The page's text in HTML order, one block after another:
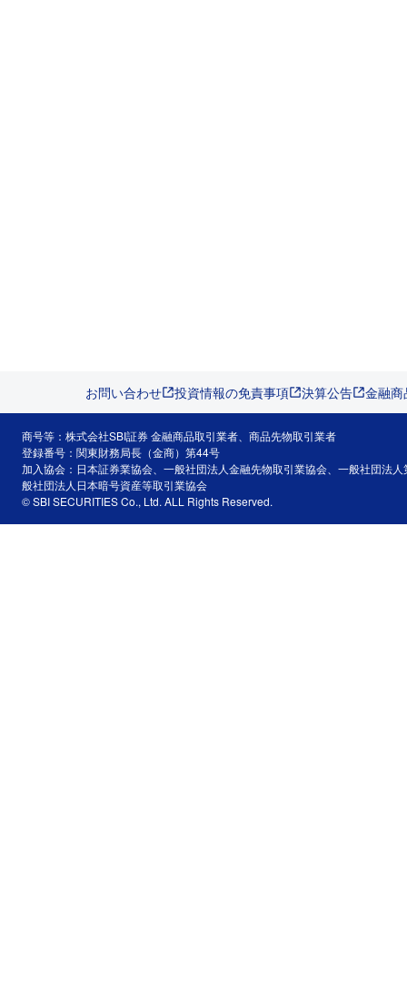
お問い合わせ 投資情報の免責事項 決算公告 金融
商号等：株式会社SBI証券 金融商品取引業者、商品先物取引業者
登録番号：関東財務局長（金商）第44号
加入協会：日本証券業協会、一般社団法人金融先物取引業協会、一般社団法
般社団法人日本暗号資産等取引業協会
© SBI SECURITIES Co., Ltd. ALL Rights Reserved.